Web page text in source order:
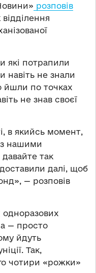
розповів
які потрапили
навіть не знали
по точках
не знав своєї
в якийсь момент,
нашими
так
далі, щоб
— розповів
одноразових
— просто
йдуть
Так,
чотири «рожки»